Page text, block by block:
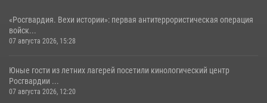
«Росгвардия. Вехи истории»: первая антитеррористическая операция
войск...
07 августа 2026, 15:28
Юные гости из летних лагерей посетили кинологический центр
Росгвардии ...
07 августа 2026, 12:20